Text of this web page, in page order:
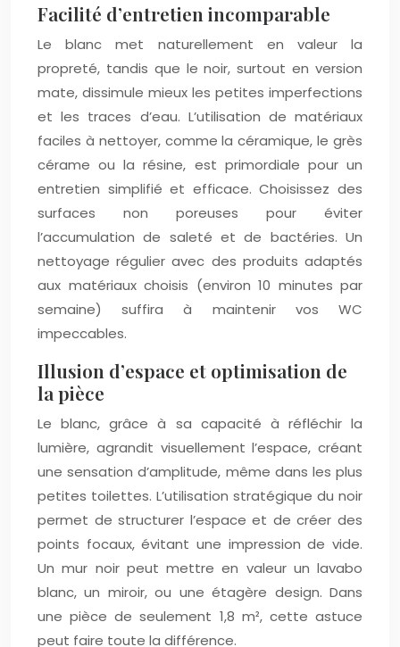
Facilité d’entretien incomparable
Le blanc met naturellement en valeur la
propreté, tandis que le noir, surtout en version
mate, dissimule mieux les petites imperfections
et les traces d’eau. L’utilisation de matériaux
faciles à nettoyer, comme la céramique, le grès
cérame ou la résine, est primordiale pour un
entretien simplifié et efficace. Choisissez des
surfaces non poreuses pour éviter
l’accumulation de saleté et de bactéries. Un
nettoyage régulier avec des produits adaptés
aux matériaux choisis (environ 10 minutes par
semaine) suffira à maintenir vos WC
impeccables.
Illusion d’espace et optimisation de
la pièce
Le blanc, grâce à sa capacité à réfléchir la
lumière, agrandit visuellement l’espace, créant
une sensation d’amplitude, même dans les plus
petites toilettes. L’utilisation stratégique du noir
permet de structurer l’espace et de créer des
points focaux, évitant une impression de vide.
Un mur noir peut mettre en valeur un lavabo
blanc, un miroir, ou une étagère design. Dans
une pièce de seulement 1,8 m², cette astuce
peut faire toute la différence.